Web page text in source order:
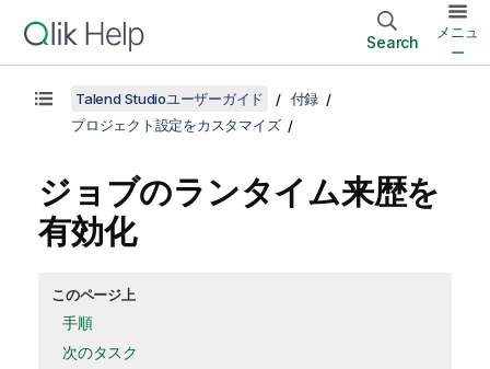
Search
メニュ
ー
Talend Studioユーザーガイド
付録
プロジェクト設定をカスタマイズ
ジョブのランタイム来歴を
有効化
このページ上
手順
次のタスク